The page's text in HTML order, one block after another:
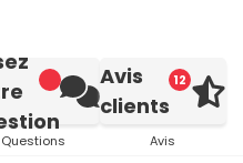
Questions
12
Avis
clients
Avis